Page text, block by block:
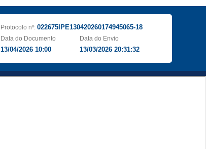
Protocolo nº: 022675IPE130420260174945065-18
Data do Documento
13/04/2026 10:00
Data do Envio
13/03/2026 20:31:32